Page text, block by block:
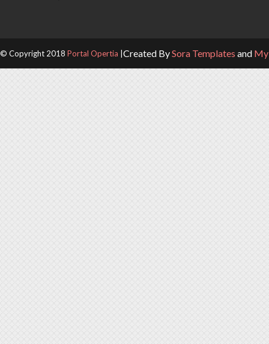
© Copyright 2018 Portal Opertia Created BySora Templates and